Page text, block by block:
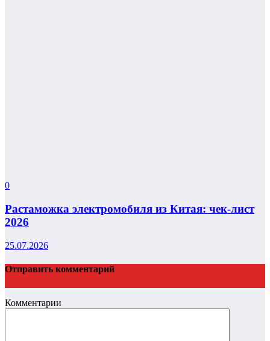
0
Растаможка электромобиля из Китая: чек-лист
2026
25.07.2026
Отправить комментарий
Комментарии